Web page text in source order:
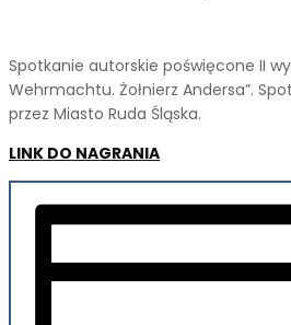
Spotkanie autorskie poświęcone II
Wehrmachtu. Żołnierz Andersa”.
przez Miasto Ruda Śląska.
LINK DO NAGRANIA